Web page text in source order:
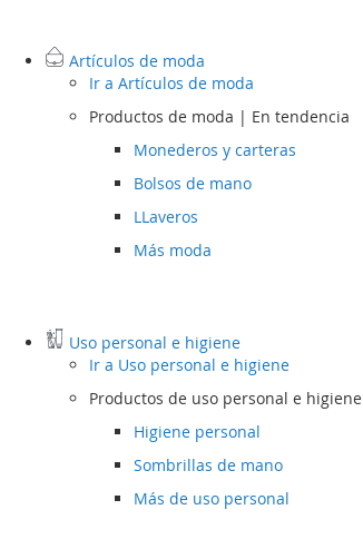
Artículos de moda
Ir a Artículos de moda
Productos de moda | En tendencia
Monederos y carteras
Bolsos de mano
LLaveros
Más moda
Uso personal e higiene
Ir a Uso personal e higiene
Productos de uso personal e higiene
Higiene personal
Sombrillas de mano
Más de uso personal